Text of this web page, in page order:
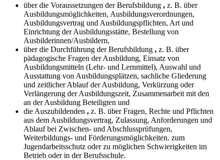
über die Voraussetzungen der Berufsbildung , z. B. über
Ausbildungsmöglichkeiten, Ausbildungsverordnungen,
Ausbildungsvertrag und Ausbildungspflichten, Art und
Einrichtung der Ausbildungsstätte, Bestellung von
Ausbilderinnen/Ausbildern,
über die Durchführung der Berufsbildung , z. B. über
pädagogische Fragen der Ausbildung, Einsatz von
Ausbildungsmitteln (Lehr- und Lernmittel), Auswahl und
Ausstattung von Ausbildungsplätzen, sachliche Gliederung
und zeitlicher Ablauf der Ausbildung, Verkürzung oder
Verlängerung der Ausbildungszeit, Zusammenarbeit mit den
an der Ausbildung Beteiligten und
die Auszubildenden , z. B. über Fragen, Rechte und Pflichten
aus dem Ausbildungsvertrag, Zulassung, Anforderungen und
Ablauf bei Zwischen- und Abschlussprüfungen,
Weiterbildungs- und Förderungsmöglichkeiten. zum
Jugendarbeitsschutz oder zu möglichen Schwierigkeiten im
Betrieb oder in der Berufsschule.